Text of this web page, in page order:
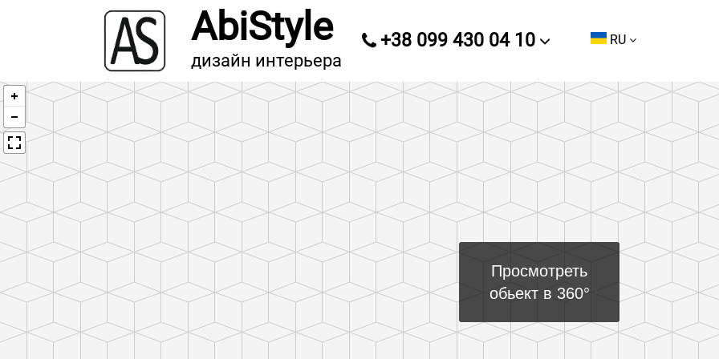
AbiStyle
дизайн интерьера
+38 099 430 04 10 RU